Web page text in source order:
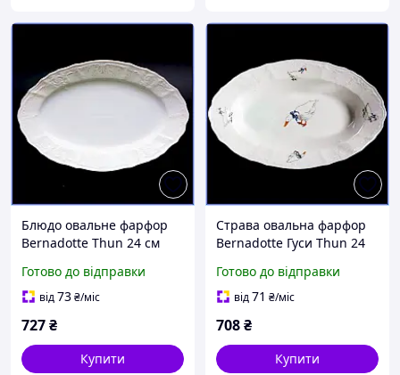
Блюдо овальне фарфор
Bernadotte Thun 24 см
платинова обведення для
сервірування
Готово до відправки
від73₴/міс
727₴
Купити
Страва овальна фарфор
Bernadotte Гуси Thun 24
декоративний посуд
преміум
Готово до відправки
від71 ₴/міс
708₴
Купити